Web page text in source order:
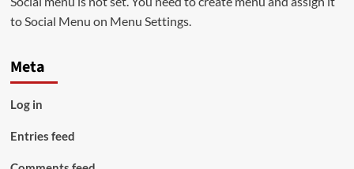
to Social Menu on Menu Settings.
Meta
Log in
Entries feed